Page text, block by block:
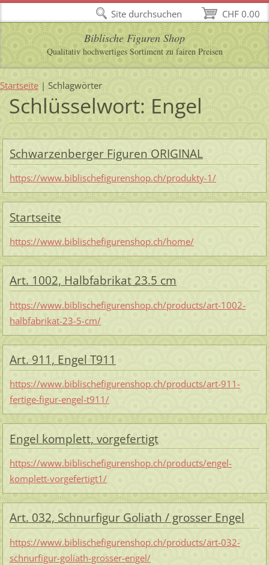
Biblische Figuren Shop
Qualitativ hochwertiges Sortiment zu fairen Preisen
Startseite | Schlagwörter
Schlüsselwort: Engel
Schwarzenberger Figuren ORIGINAL
https://www.biblischefigurenshop.ch/produkty-1/
Startseite
https://www.biblischefigurenshop.ch/home/
Art. 1002, Halbfabrikat 23.5 cm
https://www.biblischefigurenshop.ch/products/art-1002-
halbfabrikat-23-5-cm/
Art. 911, Engel T911
https://www.biblischefigurenshop.ch/products/art-911-
fertige-figur-engel-t911/
Engel komplett, vorgefertigt
https://www.biblischefigurenshop.ch/products/engel-
komplett-vorgefertigt1/
Art. 032, Schnurfigur Goliath / grosser Engel
https://www.biblischefigurenshop.ch/products/art-032-
schnurfigur-goliath-grosser-engel/
CHF 0.00
Site durchsuchen